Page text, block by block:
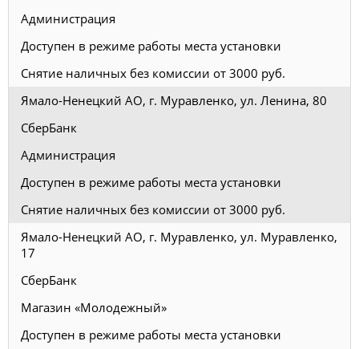
Администрация
Доступен в режиме работы места установки
Снятие наличных без комиссии от 3000 руб.
Ямало-Ненецкий АО, г. Муравленко, ул. Ленина, 80
СберБанк
Администрация
Доступен в режиме работы места установки
Снятие наличных без комиссии от 3000 руб.
Ямало-Ненецкий АО, г. Муравленко, ул. Муравленко,
17
СберБанк
Магазин «Молодежный»
Доступен в режиме работы места установки